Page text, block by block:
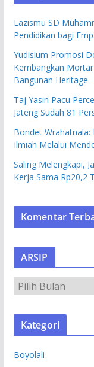
Lazismu SD
Pendidikan bagi
Yudisium Promosi
Kembangkan
Bangunan Heritage
Taj Yasin Pacu
Jateng Sudah 81
Bondet Wrahatnala:
Ilmiah Melalui
Saling Melengkapi,
Kerja Sama Rp20,2
Komentar
ARSIP
R
S
Kategori
Boyolali